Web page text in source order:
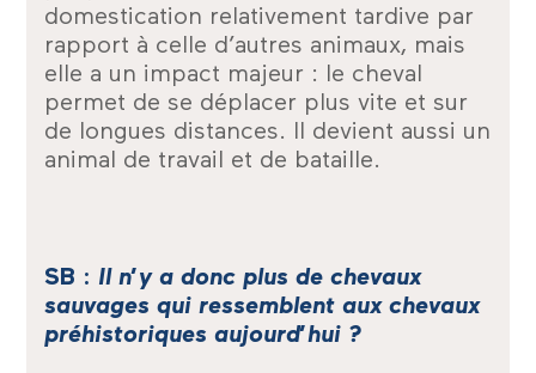
domestication relativement tardive par
rapport à celle d’autres animaux, mais
elle a un impact majeur : le cheval
permet de se déplacer plus vite et sur
de longues distances. Il devient aussi un
animal de travail et de bataille.
SB : Il n’y a donc plus de chevaux
sauvages qui ressemblent aux chevaux
préhistoriques aujourd’hui ?